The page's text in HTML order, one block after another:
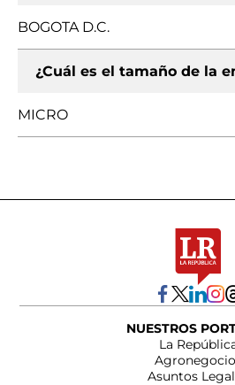
BOGOTA D.C.
¿Cuál es el tamaño de la
MICRO
NUESTROS
La
Asuntos